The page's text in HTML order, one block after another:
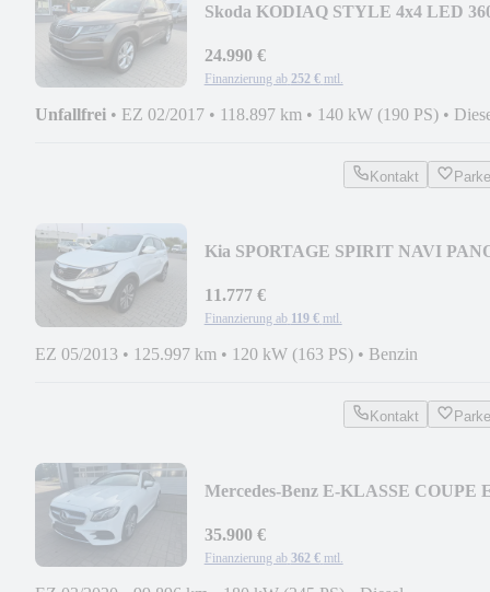
Skoda KODIAQ STYLE 4x4 LED
24.990 €
Finanzierung ab 252 € mtl.
Unfallfrei • EZ 02/2017 • 118.897 km • 140 kW (190 PS) •
Kontakt
Kia SPORTAGE SPIRIT NAVI
11.777 €
Finanzierung ab 119 € mtl.
EZ 05/2013 • 125.997 km • 120 kW (163 PS) • Benzin
Kontakt
Mercedes-Benz E-KLASSE COUPE
GARANTIE
35.900 €
Finanzierung ab 362 € mtl.